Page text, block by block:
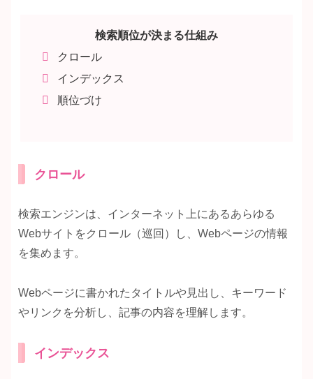
検索順位が決まる仕組み
クロール
インデックス
順位づけ
クロール
検索エンジンは、インターネット上にあるあらゆる
Webサイトをクロール（巡回）し、Webページの情報
を集めます。
Webページに書かれたタイトルや見出し、キーワード
やリンクを分析し、記事の内容を理解します。
インデックス